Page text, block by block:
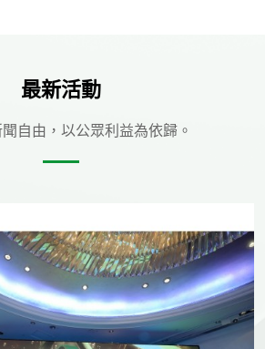
最新活動
自由，以公眾利益為依歸。